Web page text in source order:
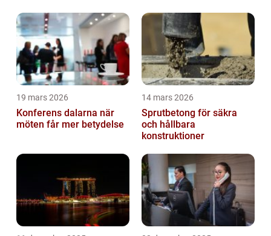
19 mars 2026
Konferens dalarna när
möten får mer betydelse
14 mars 2026
Sprutbetong för säkra
och hållbara
konstruktioner